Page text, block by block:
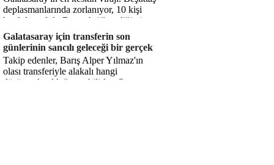
deplasmanlarında zorlanıyor, 10 kişi
bırakılıyorduk. Bu artık öğrendiğimiz
bir gerçek. Sane...
Galatasaray için transferin son
günlerinin sancılı geleceği bir gerçek
Takip edenler, Barış Alper Yılmaz'ın
olası transferiyle alakalı hangi
düşüncede olduğumu bilirler. O